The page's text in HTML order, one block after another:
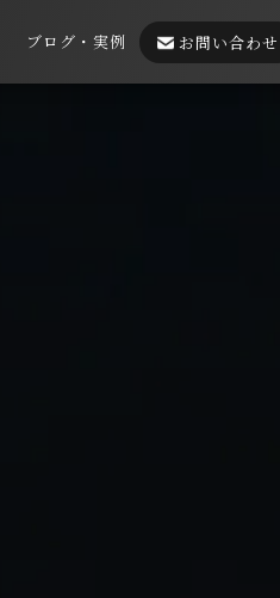
ブログ・実例 お問い合わせ